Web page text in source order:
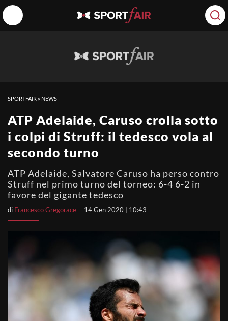
SPORTFAIR » NEWS
ATP Adelaide, Caruso crolla sotto
i colpi di Struff: il tedesco vola al
secondo turno
ATP Adelaide, Salvatore Caruso ha perso contro
Struff nel primo turno del torneo: 6-4 6-2 in
favore del gigante tedesco
di Francesco Gregorace 14 Gen 2020 | 10:43